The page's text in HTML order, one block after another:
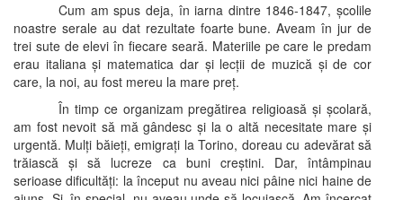
Cum am spus deja, în iarna dintre 1846-1847, școlile
noastre serale au dat rezultate foarte bune. Aveam în jur de
trei sute de elevi în fiecare seară. Materiile pe care le predam
erau italiana și matematica dar și lecții de muzică și de cor
care, la noi, au fost mereu la mare preț.
În timp ce organizam pregătirea religioasă și școlară,
am fost nevoit să mă gândesc și la o altă necesitate mare și
urgentă. Mulți băieți, emigrați la Torino, doreau cu adevărat să
trăiască și să lucreze ca buni creștini. Dar, întâmpinau
serioase dificultăți: la început nu aveau nici pâine nici haine de